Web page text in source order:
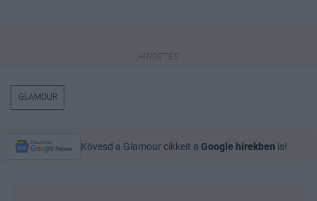
GLAMOUR
Kövesd a Glamour cikkeit a Google hírekben is!